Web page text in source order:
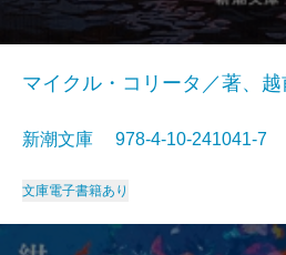
マイクル・コリータ／著、
新潮文庫 978-4-10-241041-
文庫電子書籍あり